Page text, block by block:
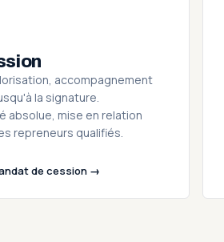
accompagnement
la signature.
absolue, mise en relation
repreneurs qualifiés.
de cession →